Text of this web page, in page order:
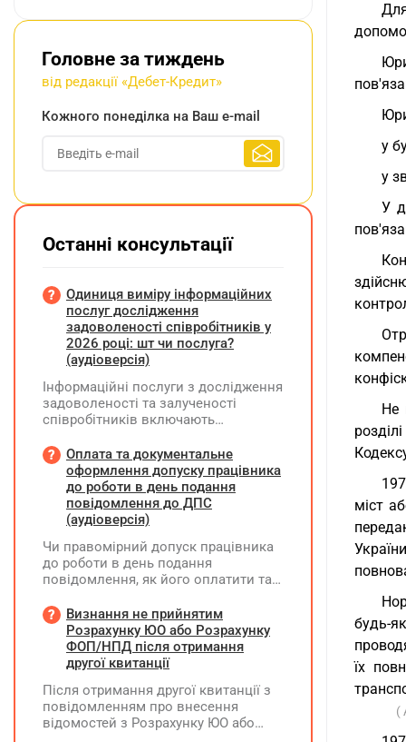
у
у
У
Не
міст
будь-
їх
(
Головне за тиждень
від редакції «Дебет-Кредит»
Кожного понеділка на Ваш e-mail
Останні консультації
Одиниця виміру інформаційних
послуг дослідження
задоволеності співробітників у
2026 році: шт чи послуга?
(аудіоверсія)
Інформаційні послуги з дослідження
задоволеності та залученості
співробітників включають
повідомлення, проведення
опитування через EngageQ та
електронну пошту, підтримку
учасників і передачу результатів. Яку
одиницю виміру коректніше
Оплата та документальне
оформлення допуску працівника
до роботи в день подання
повідомлення до ДПС
(аудіоверсія)
Чи правомірний допуск працівника
до роботи в день подання
повідомлення, як його оплатити та
Визнання не прийнятим
Розрахунку ЮО або Розрахунку
ФОП/НПД після отримання
другої квитанції
Після отримання другої квитанції з
повідомленням про внесення
відомостей з Розрахунку ЮО або